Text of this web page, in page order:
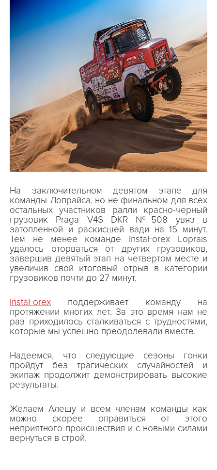
На заключительном девятом этапе для
команды Лопрайса, но не финальном для всех
остальных участников ралли красно-черный
грузовик Praga V4S DKR №508 увяз в
затопленной и раскисшей вади на 15 минут.
Тем не менее команде InstaForex Loprais
удалось оторваться от других грузовиков,
завершив девятый этап на четвертом месте и
увеличив свой итоговый отрыв в категории
грузовиков почти до 27 минут.
InstaForex поддерживает команду на
протяжении многих лет. За это время нам не
раз приходилось сталкиваться с трудностями,
которые мы успешно преодолевали вместе.
Надеемся, что следующие сезоны гонки
пройдут без трагических случайностей и
экипаж продолжит демонстрировать высокие
результаты.
Желаем Алешу и всем членам команды как
можно скорее оправиться от этого
неприятного происшествия и с новыми силами
вернуться в строй.